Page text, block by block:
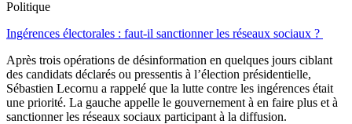
Politique
Ingérences électorales : faut-il sanctionner les réseaux sociaux ?
Après trois opérations de désinformation en quelques jours ciblant
des candidats déclarés ou pressentis à l’élection présidentielle,
Sébastien Lecornu a rappelé que la lutte contre les ingérences était
une priorité. La gauche appelle le gouvernement à en faire plus et à
sanctionner les réseaux sociaux participant à la diffusion.